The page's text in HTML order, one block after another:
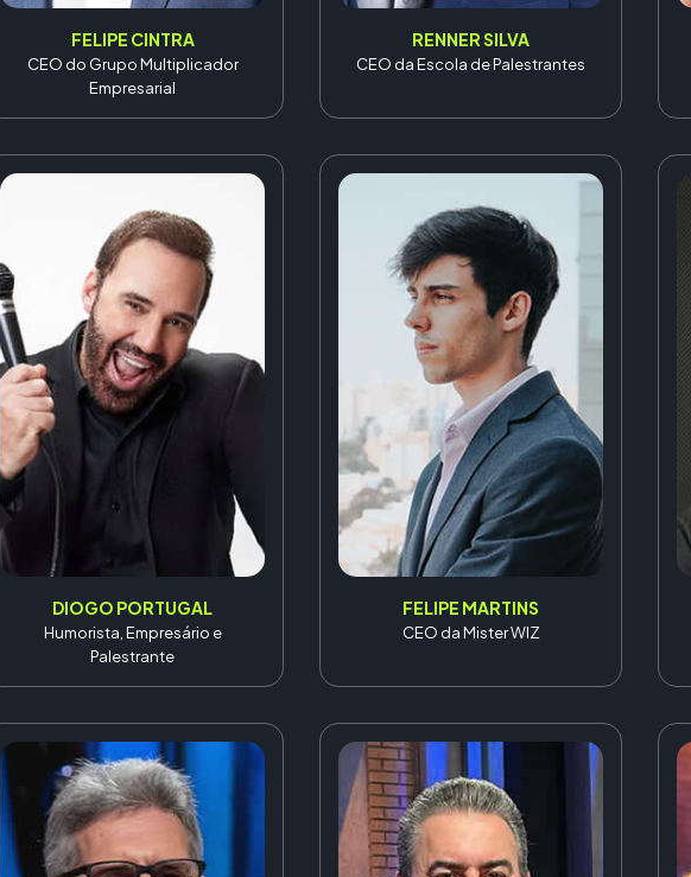
FELIPE CINTRA
CEO do Grupo Multiplicador
Empresarial
RENNER SILVA
CEO da Escola de Palestrantes
DIOGO PORTUGAL
Humorista, Empresário e
Palestrante
FELIPE MARTINS
CEO da Mister WIZ